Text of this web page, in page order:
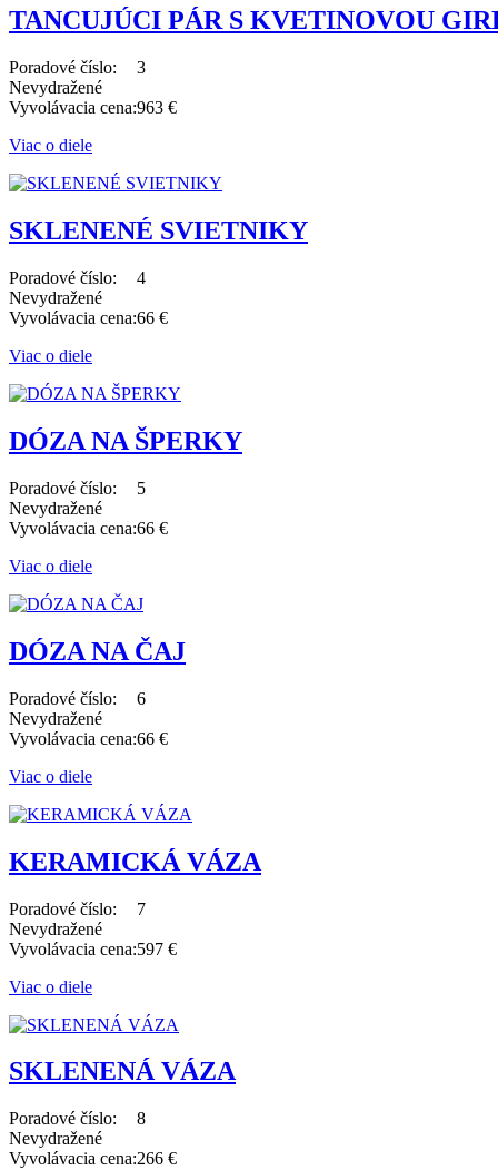
TANCUJÚCI PÁR S KVETINOVOU
Poradové číslo:
3
Nevydražené
Vyvolávacia cena:963 €
Viac o diele
SKLENENÉ SVIETNIKY
Poradové číslo:
4
Nevydražené
Vyvolávacia cena:66 €
Viac o diele
DÓZA NA ŠPERKY
Poradové číslo:
5
Nevydražené
Vyvolávacia cena:66 €
Viac o diele
DÓZA NA ČAJ
Poradové číslo:
6
Nevydražené
Vyvolávacia cena:66 €
Viac o diele
KERAMICKÁ VÁZA
Poradové číslo:
7
Nevydražené
Vyvolávacia cena:597 €
Viac o diele
SKLENENÁ VÁZA
Poradové číslo:
8
Nevydražené
Vyvolávacia cena:266 €